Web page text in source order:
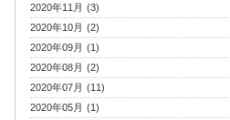
2020年11月 (3)
2020年10月 (2)
2020年09月 (1)
2020年08月 (2)
2020年07月 (11)
2020年05月 (1)